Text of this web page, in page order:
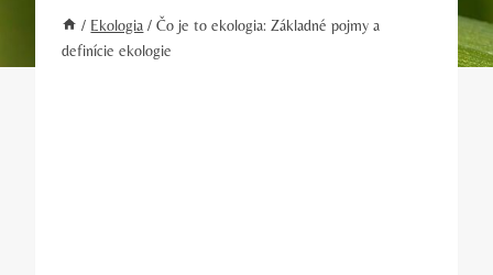
/ Ekologia / Čo je to ekologia: Základné pojmy a
definície ekologie